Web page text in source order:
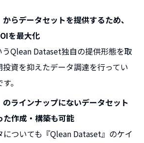
からデータセットを提供するため、
を最大化
Qlean Dataset独自の提供形態を取
資を抑えたデータ調達を行ってい
。
のラインナップにないデータセット
た作成・構築も可能
ついても『Qlean Dataset』のケイ